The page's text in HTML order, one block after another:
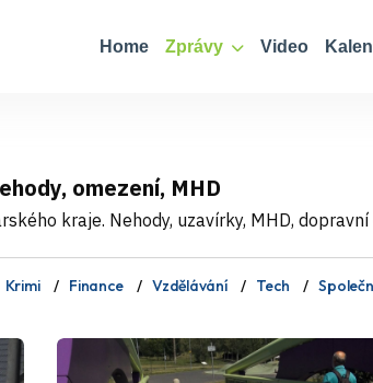
Home Zprávy Video
omezení, MHD
kraje. Nehody, uzavírky, MHD,
Krimi Finance Vzdělávání Tech